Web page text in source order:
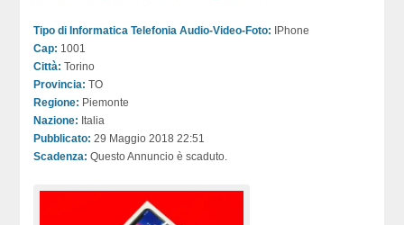
Tipo di Informatica Telefonia Audio-Video-Foto:
IPhone
Cap: 1001
Città: Torino
Provincia: TO
Regione: Piemonte
Nazione: Italia
Pubblicato: 29 Maggio 2018 22:51
Scadenza: Questo Annuncio è scaduto.